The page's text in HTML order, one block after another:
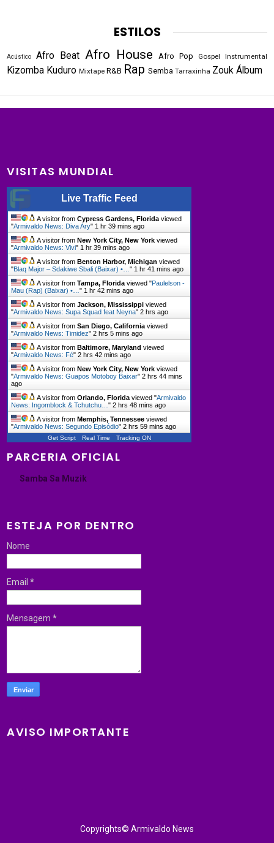
ESTILOS
Acústico Afro Beat Afro House Afro Pop Gospel Instrumental
Kizomba Kuduro Mixtape R&B Rap Semba Tarraxinha Zouk Álbum
VISITAS MUNDIAL
Live Traffic Feed
A visitor fromCypress Gardens, Florida viewed
"Armivaldo News: Diva Ary" 1 hr 39 mins ago
A visitor fromNew York City, New York viewed
"Armivaldo News: Vivi" 1 hr 39 mins ago
A visitor fromBenton Harbor, Michigan viewed
"Blaq Major – Sdakiwe Sbali (Baixar) •…" 1 hr 41 mins ago
A visitor fromTampa, Florida viewed "Paulelson -
Mau (Rap) (Baixar) •…" 1 hr 42 mins ago
A visitor fromJackson, Mississippi viewed
"Armivaldo News: Supa Squad feat Neyna"2 hrs ago
A visitor fromSan Diego, California viewed
"Armivaldo News: Timidez"2 hrs 5 mins ago
A visitor fromBaltimore, Maryland viewed
"Armivaldo News: Fé"2 hrs 42 mins ago
A visitor fromNew York City, New York viewed
"Armivaldo News: Guapos Motoboy Baixar"2 hrs 44 mins
ago
A visitor fromOrlando, Florida viewed "Armivaldo
News: Ingomblock & Tchutchu…"2 hrs 48 mins ago
A visitor fromMemphis, Tennessee viewed
"Armivaldo News: Segundo Episódio"2 hrs 59 mins ago
Get Script Real Time Tracking ON
PARCERIA OFICIAL
Samba Sa Muzik
ESTEJA POR DENTRO
Nome
Email*
Mensagem*
AVISO IMPORTANTE
Copyrights© Armivaldo News